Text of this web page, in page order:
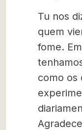
Tu nos
quem
fome.
como os